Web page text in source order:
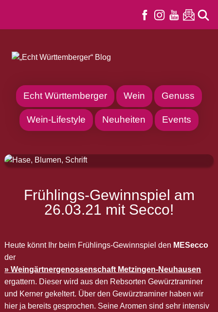
Echt Württemberger Wein Genuss
Wein-Lifestyle Neuheiten Events
Frühlings-Gewinnspiel am
26.03.21 mit Secco!
Heute könnt Ihr beim Frühlings-Gewinnspiel den MESecco
der
Weingärtnergenossenschaft Metzingen-Neuhausen
ergattern. Dieser wird aus den Rebsorten Gewürztraminer
und Kerner gekeltert. Über den Gewürztraminer haben wir
hier ja bereits gesprochen. Seine Aromen sind sehr intensiv